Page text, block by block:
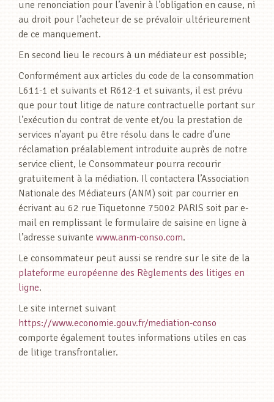
une renonciation pour l’avenir à l’obligation en cause, ni
au droit pour l’acheteur de se prévaloir ultérieurement
de ce manquement.
En second lieu le recours à un médiateur est possible;
Conformément aux articles du code de la consommation
L611-1 et suivants et R612-1 et suivants, il est prévu
que pour tout litige de nature contractuelle portant sur
l’exécution du contrat de vente et/ou la prestation de
services n’ayant pu être résolu dans le cadre d’une
réclamation préalablement introduite auprès de notre
service client, le Consommateur pourra recourir
gratuitement à la médiation. Il contactera l’Association
Nationale des Médiateurs (ANM) soit par courrier en
écrivant au 62 rue Tiquetonne 75002 PARIS soit par e-
mail en remplissant le formulaire de saisine en ligne à
l’adresse suivante www.anm-conso.com.
Le consommateur peut aussi se rendre sur le site de la
plateforme européenne des Règlements des litiges en
ligne.
Le site internet suivant
https://www.economie.gouv.fr/mediation-conso
comporte également toutes informations utiles en cas
de litige transfrontalier.